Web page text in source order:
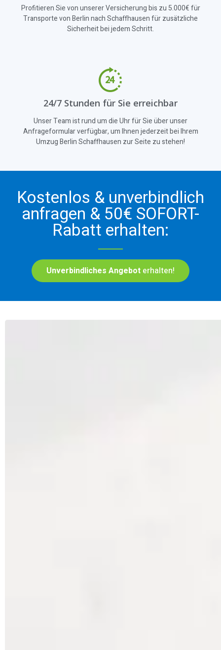
Profitieren Sie von unserer Versicherung bis zu 5.000€ für
Transporte von Berlin nach Schaffhausen für zusätzliche
Sicherheit bei jedem Schritt.
24/7 Stunden für Sie erreichbar
Unser Team ist rund um die Uhr für Sie über unser
Anfrageformular verfügbar, um Ihnen jederzeit bei Ihrem
Umzug Berlin Schaffhausen zur Seite zu stehen!
Kostenlos & unverbindlich
anfragen & 50€ SOFORT-
Rabatt erhalten:
Unverbindliches Angebot erhalten!